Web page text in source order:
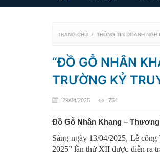
TRANG CHỦ THÔNG TIN DOANH
“ĐỒ GỖ NHÂN
TRƯỜNG KỶ
29/04/2025 754
Đồ Gỗ Nhân Khang –
Sáng ngày 13/04/2025, Lễ
2025” lần thứ XII được diễn ra